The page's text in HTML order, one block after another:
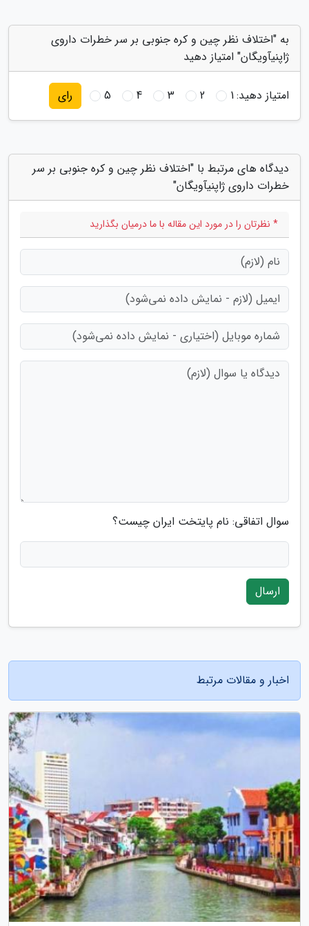
به "اختلاف نظر چین و کره جنوبی بر سر خطرات داروی
ژاپنیآویگان" امتیاز دهید
امتیاز دهید:1
2
3
4
5 رای
دیدگاه های مرتبط با "اختلاف نظر چین و کره جنوبی بر سر
خطرات داروی ژاپنیآویگان"
* نظرتان را در مورد این مقاله با ما درمیان بگذارید
سوال اتفاقی: نام پایتخت ایران چیست؟
ارسال
اخبار و مقالات مرتبط